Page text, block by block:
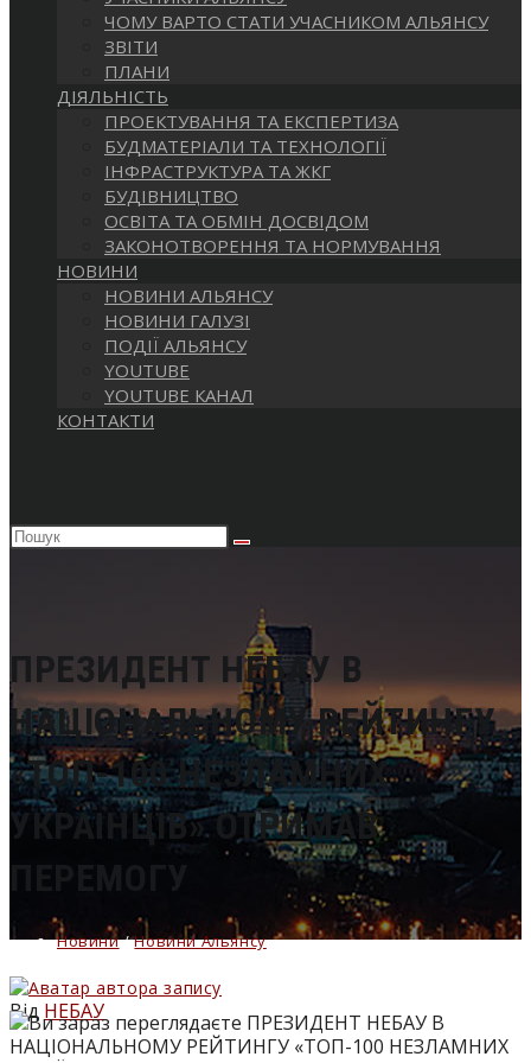
САЙТІ
ЧОМУ ВАРТО СТАТИ УЧАСНИКОМ АЛЬЯНСУ
ЗВІТИ
ПЛАНИ
ДІЯЛЬНІСТЬ
ПРОЕКТУВАННЯ ТА ЕКСПЕРТИЗА
БУДМАТЕРІАЛИ ТА ТЕХНОЛОГІЇ
ІНФРАСТРУКТУРА ТА ЖКГ
БУДІВНИЦТВО
ОСВІТА ТА ОБМІН ДОСВІДОМ
ЗАКОНОТВОРЕННЯ ТА НОРМУВАННЯ
НОВИНИ
НОВИНИ АЛЬЯНСУ
НОВИНИ ГАЛУЗІ
ПОДІЇ АЛЬЯНСУ
YOUTUBE
YOUTUBE КАНАЛ
КОНТАКТИ
Пошук
ПРЕЗИДЕНТ НЕБАУ В
НАЦІОНАЛЬНОМУ РЕЙТИНГУ
«ТОП-100 НЕЗЛАМНИХ
УКРАЇНЦІВ» ОТРИМАВ
Новини/Новини Альянсу
Від НЕБАУ